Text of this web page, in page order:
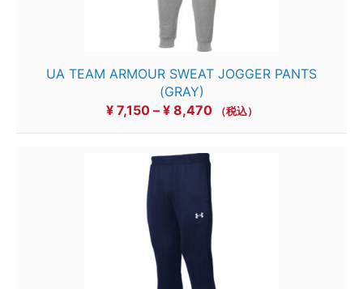
UA TEAM ARMOUR SWEAT JOGGER PANTS
(GRAY)
¥7,150 – ¥8,470価
¥ 7,150
–
¥ 8,470
（税込）